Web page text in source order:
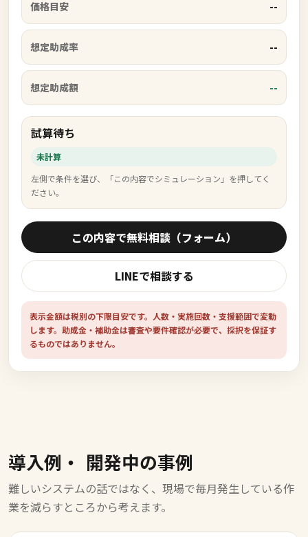
価格目安 --
想定助成率 --
想定助成額 --
試算待ち
未計算
左側で条件を選び、「この内容でシミュレーション」を押してく
ださい。
この内容で無料相談（フォーム）
LINEで相談する
表示金額は税別の下限目安です。人数・実施回数・支援範囲で変動
します。助成金・補助金は審査や要件確認が必要で、採択を保証す
るものではありません。
導入例・ 開発中の事例
難しいシステムの話ではなく、現場で毎月発生している作
業を減らすところから考えます。